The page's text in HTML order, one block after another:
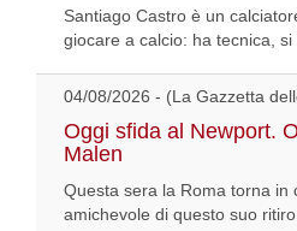
Santiago Castro è un
giocare a calcio: ha tecnica,
04/08/2026 - (La Gazzetta
Oggi sfida al Newport.
Malen
Questa sera la Roma torna in
amichevole di questo suo